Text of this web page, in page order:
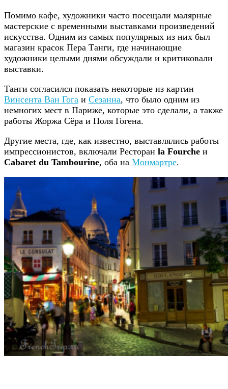
Помимо кафе, художники часто посещали малярные
мастерские с временными выставками произведений
искусства. Одним из самых популярных из них был
магазин красок Пера Танги, где начинающие
художники целыми днями обсуждали и критиковали
выставки.
Танги согласился показать некоторые из картин
Винсента Ван Гога и Сезанна, что было одним из
немногих мест в Париже, которые это сделали, а также
работы Жоржа Сёра и Поля Гогена.
Другие места, где, как известно, выставлялись работы
импрессионистов, включали Ресторан la Fourche и
Cabaret du Tambourine, оба на Монмартре.